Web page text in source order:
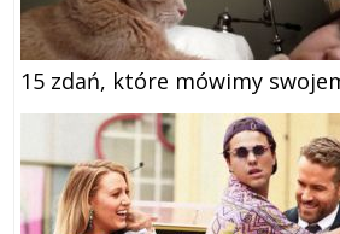
15 zdań, które mówimy